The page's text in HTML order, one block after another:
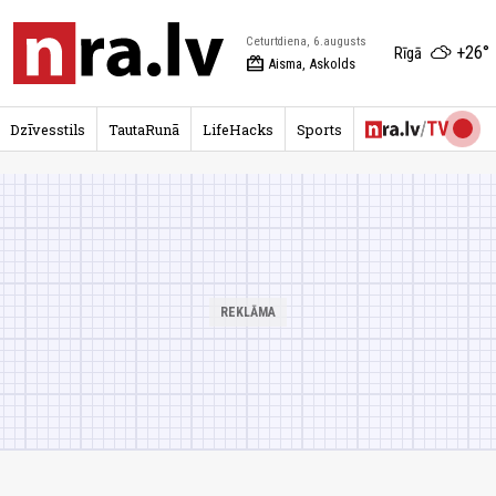
Ceturtdiena, 6.augusts
redeem Aisma, Askolds
Rīgā +26°
Dzīvesstils TautaRunā LifeHacks Sports